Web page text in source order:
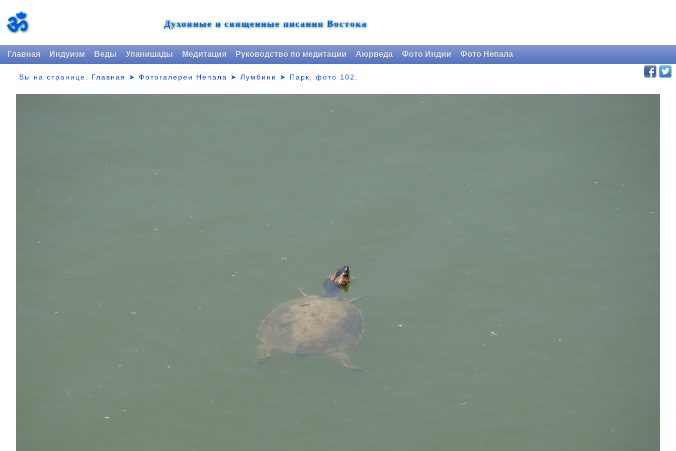
ॐ Духовные и священные писания Востока
Главная Индуизм Веды Упанишады Медитация Руководство по медитации Аюрведа Фото Индии Фото Непала
Вы на странице: Главная ➤Фотогалереи Непала ➤Лумбини ➤ Парк,фото 102.